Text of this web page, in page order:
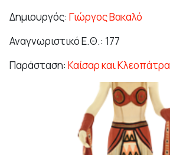
Δημιουργός: Γιώργος Βακαλό
Αναγνωριστικό Ε.Θ.: 177
Παράσταση: Καίσαρ και Κλεοπάτρα